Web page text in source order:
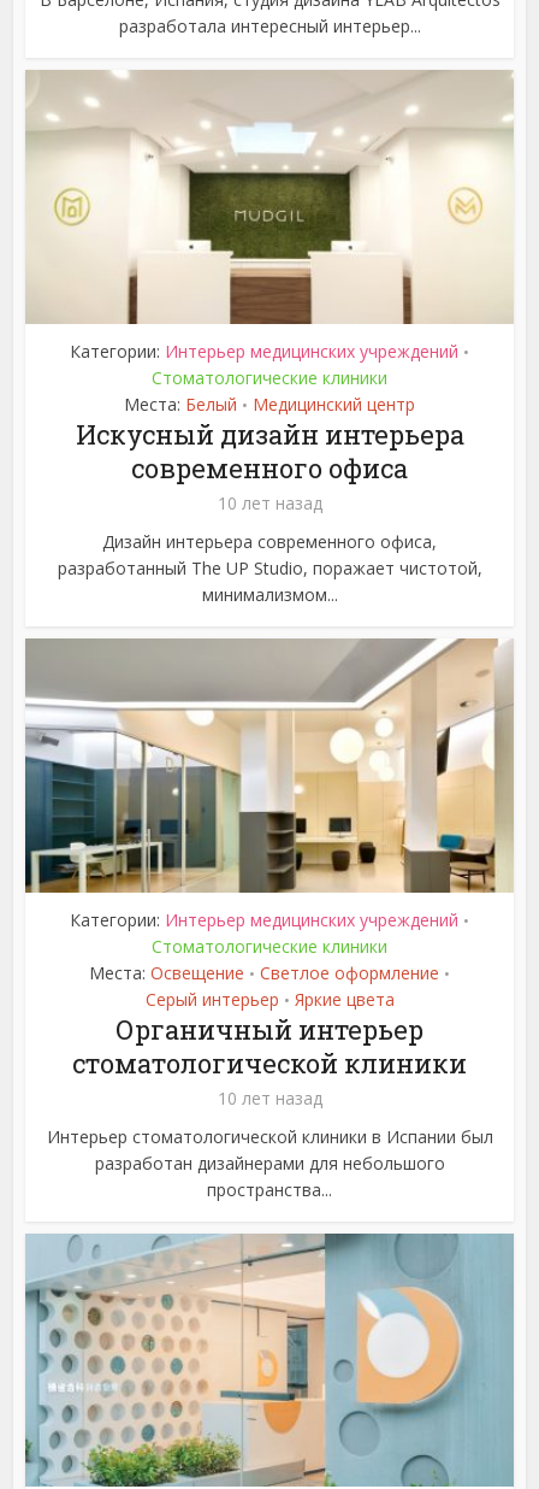
разработала интересный интерьер...
Категории: Интерьер медицинских учреждений •
Стоматологические клиники
Места: Белый • Медицинский центр
Искусный дизайн интерьера
современного офиса
10 лет назад
Дизайн интерьера современного офиса,
разработанный The UP Studio, поражает чистотой,
минимализмом...
Категории: Интерьер медицинских учреждений •
Стоматологические клиники
Места: Освещение • Светлое оформление •
Серый интерьер • Яркие цвета
Органичный интерьер
стоматологической клиники
10 лет назад
Интерьер стоматологической клиники в Испании был
разработан дизайнерами для небольшого
пространства...